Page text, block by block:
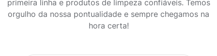
primeira linha e produtos de limpeza confiáveis. Temos
orgulho da nossa pontualidade e sempre chegamos na
hora certa!